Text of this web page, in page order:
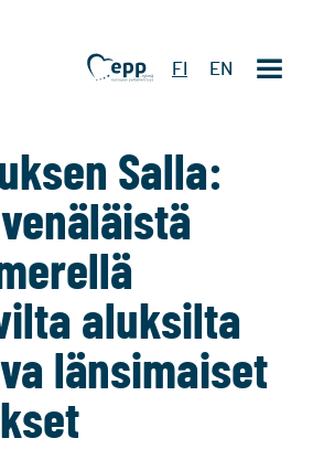
FI EN
Salla:
aluksilta
länsimaiset